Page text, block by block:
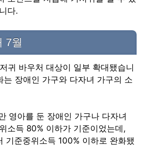
다.
7월
귀 바우처 대상이 일부 확대됐습니
는 장애인 가구와 다자녀 가구의 소
영아를 둔 장애인 가구나 다자녀
소득 80% 이하가 기준이었는데,
기준중위소득 100% 이하로 완화됐